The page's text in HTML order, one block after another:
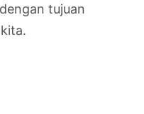
tujuan